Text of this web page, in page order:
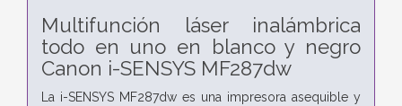
Multifunción láser inalámbrica
todo en uno en blanco y negro
Canon i-SENSYS MF287dw
La i-SENSYS MF287dw es una impresora asequible y